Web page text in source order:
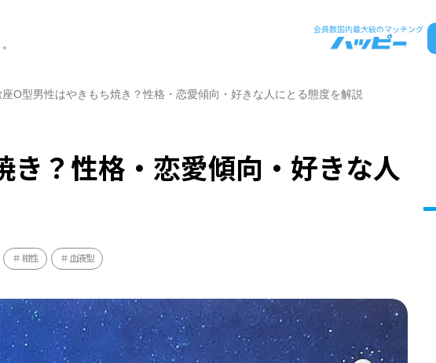
座O型男性はやきもち焼き？性格・恋愛傾向・好きな人にとる態度を解説
き？性格・恋愛傾向・好きな人
相性 血液型